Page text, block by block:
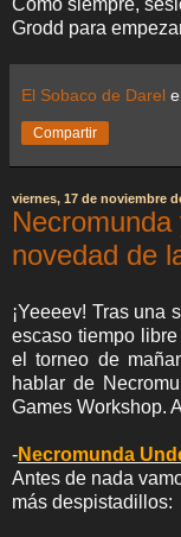
Como siempre,
Grodd para
El Sobaco de Darel
Compartir
viernes, 17 de noviembre
novedad de
¡Yeeeev! Tras una
escaso tiempo
el torneo de
hablar de
Games Workshop.
-Necromunda
Antes de nada
más despistadillos: